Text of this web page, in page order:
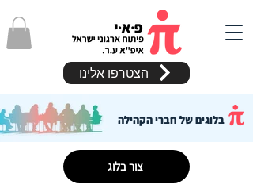
הצטרפו אלינו
בלוגים של חברי הקהילה
צור בלוג